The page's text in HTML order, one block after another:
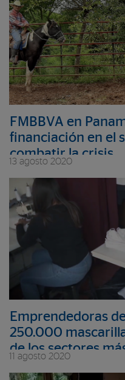
FMBBVA en
financiación en el
combatir la crisis
13 agosto 2020
Emprendedoras
250.000
de los sectores
11 agosto 2020